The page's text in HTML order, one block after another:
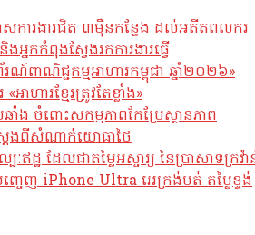
សការងារជិត ៣ម៉ឺនកន្លែង ដល់អតីតពលករ
នកកំពុងស្វែងរកការងារធ្វើ
ណ៍ពាណិជ្ជកម្មអាហារកម្ពុជា ឆ្នាំ២០២៦»
អាហារខ្មែរត្រូវតែខ្លាំង»
ាំង ចំពោះសកម្មភាពកែប្រែស្ថានភាព
ែងពីសំណាក់យោធាថៃ
ៈឥដ្ឋ ដែលជាតម្លៃអស្ចារ្យ នៃប្រាសាទក្រវ៉
ចេញ iPhone Ultra អេក្រង់បត់ តម្លៃខ្ទង់